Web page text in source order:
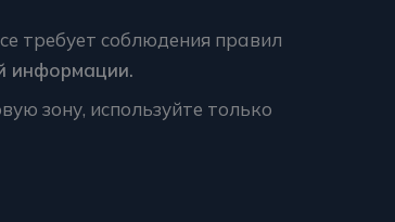
требует соблюдения правил
информации.
зону, используйте только